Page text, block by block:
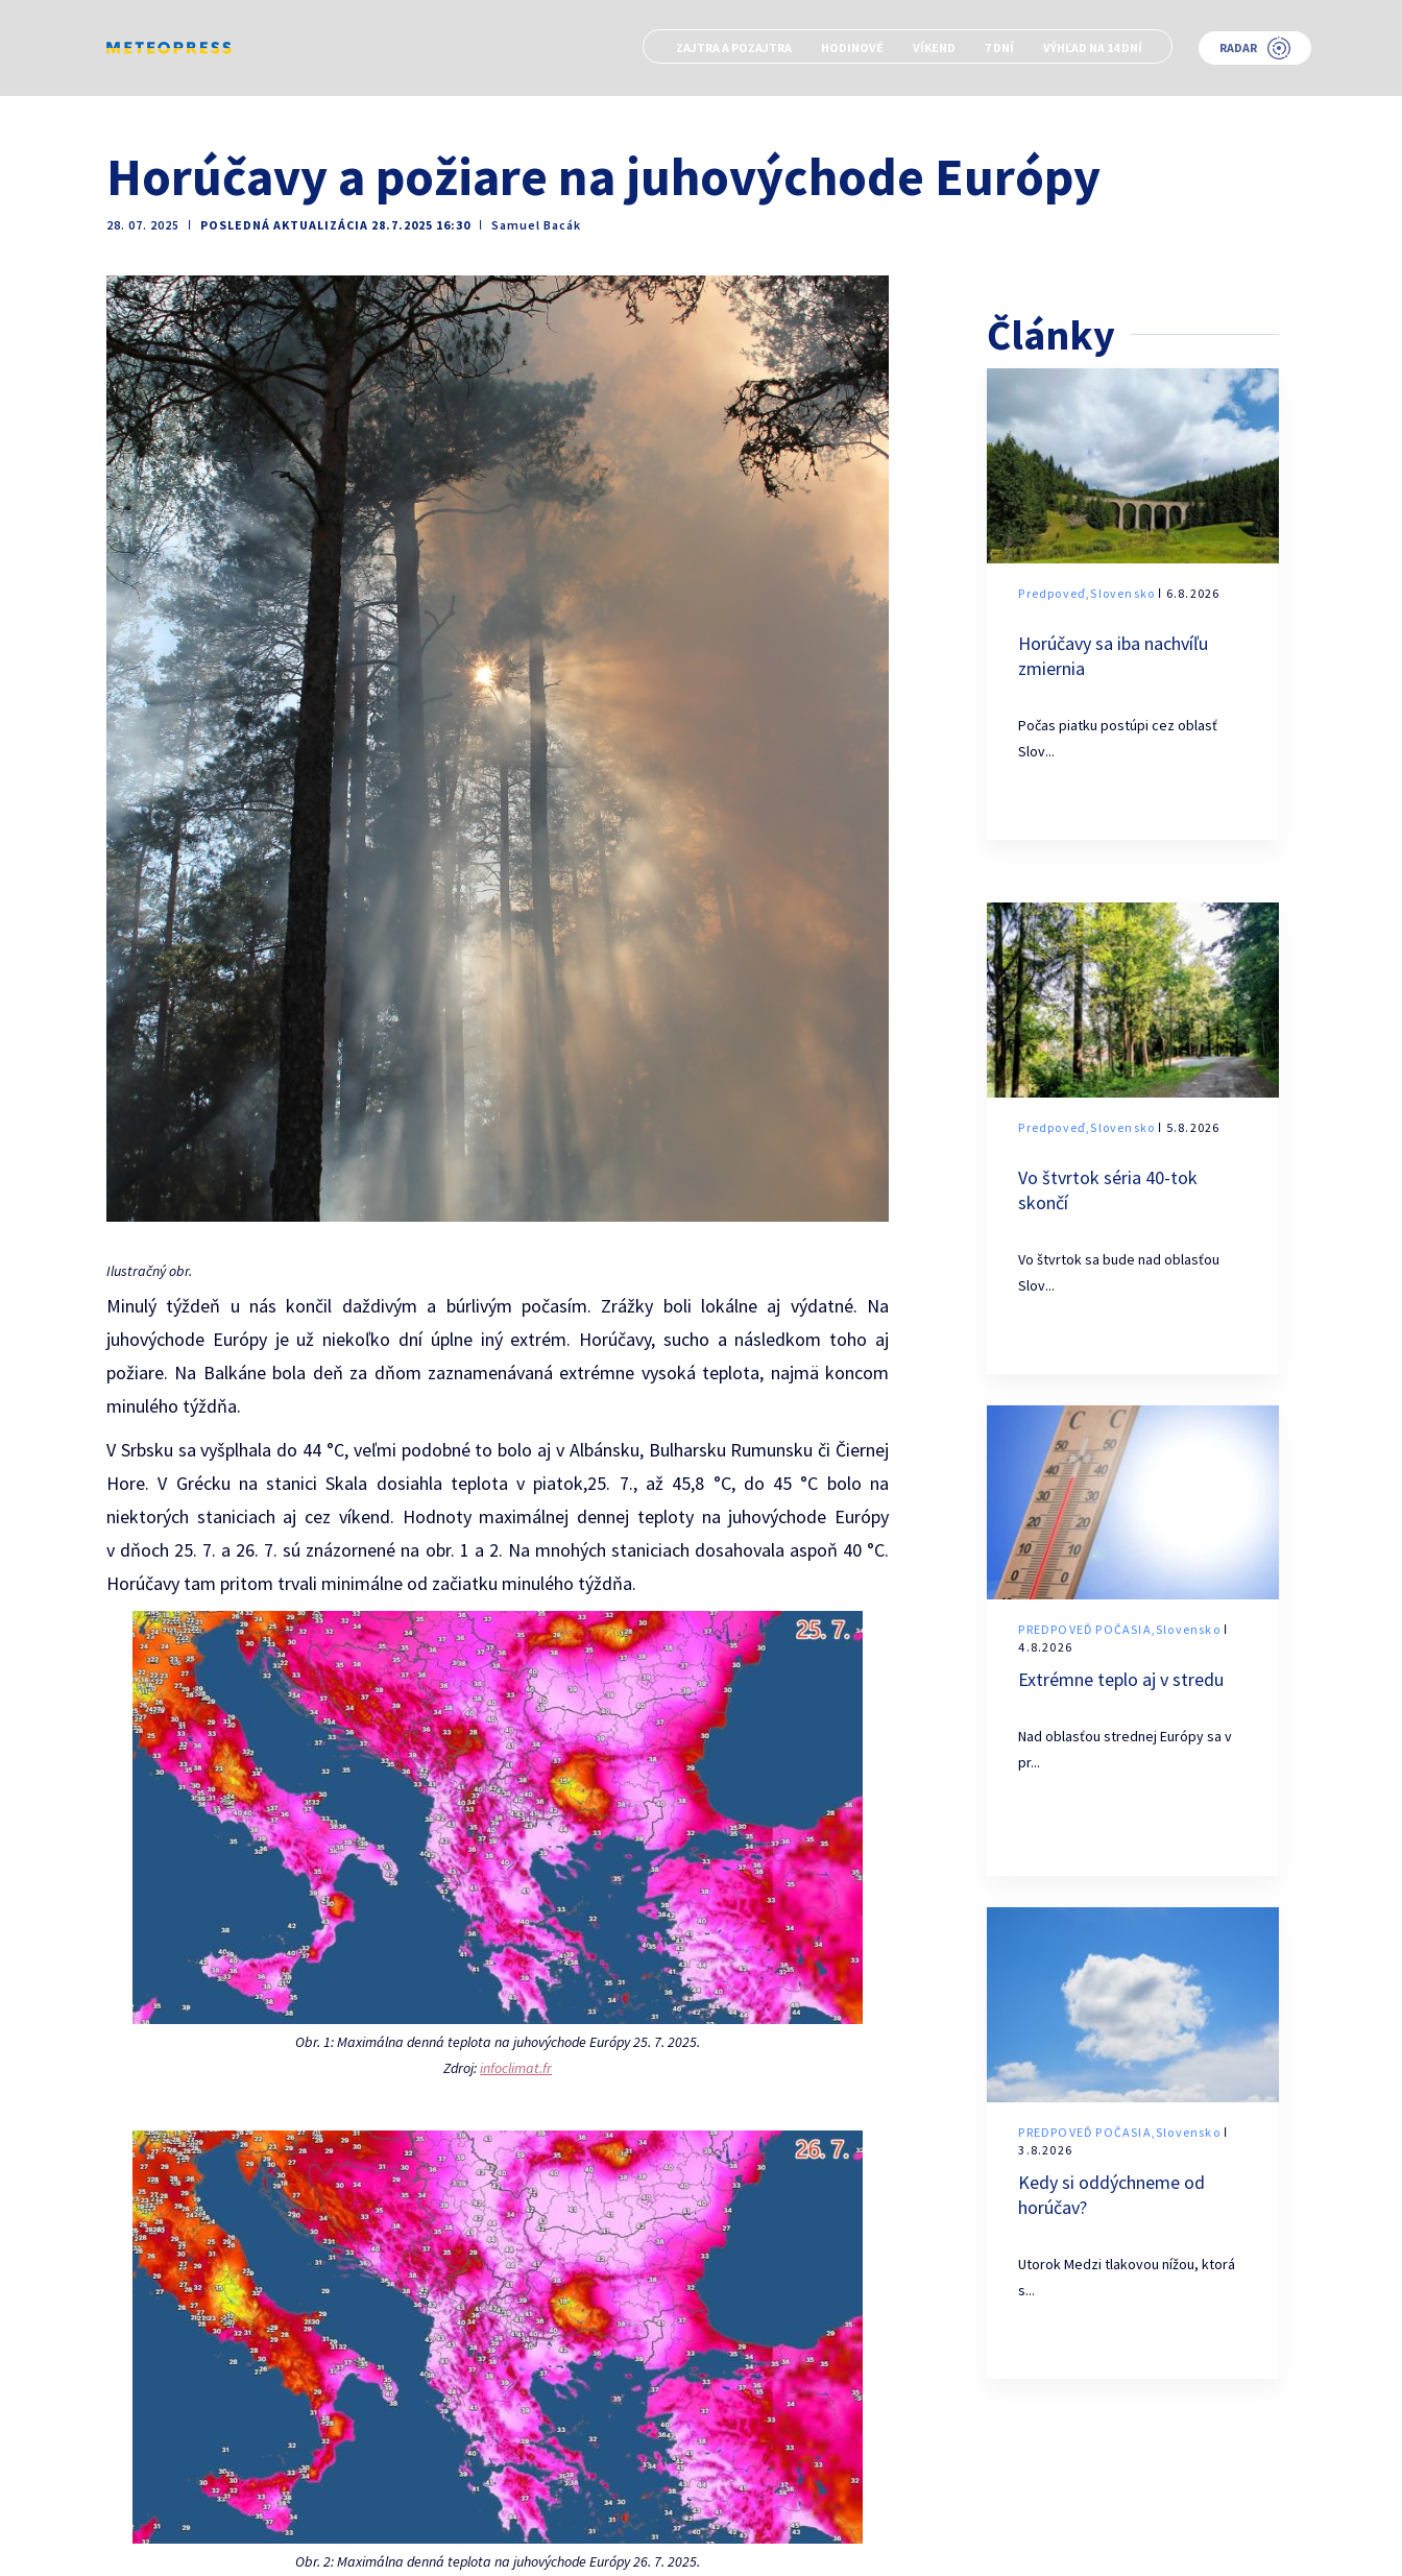
ZAJTRA A POZAJTRA HODINOVÉ VÍKEND 7 DNÍ VÝHĽAD NA 14 DNÍ RADAR
Horúčavy a požiare na juhovýchode Európy
28. 07. 2025 ǀ POSLEDNÁ AKTUALIZÁCIA 28.7.2025 16:30 ǀ Samuel Bacák
Ilustračný obr.
Minulý týždeň u nás končil daždivým a búrlivým počasím. Zrážky boli lokálne aj výdatné. Na
juhovýchode Európy je už niekoľko dní úplne iný extrém. Horúčavy, sucho a následkom toho aj
požiare. Na Balkáne bola deň za dňom zaznamenávaná extrémne vysoká teplota, najmä koncom
minulého týždňa.
V Srbsku sa vyšplhala do 44 °C, veľmi podobné to bolo aj v Albánsku, Bulharsku Rumunsku či Čiernej
Hore. V Grécku na stanici Skala dosiahla teplota v piatok,25. 7., až 45,8 °C, do 45 °C bolo na
niektorých staniciach aj cez víkend. Hodnoty maximálnej dennej teploty na juhovýchode Európy
v dňoch 25. 7. a 26. 7. sú znázornené na obr. 1 a 2. Na mnohých staniciach dosahovala aspoň 40 °C.
Horúčavy tam pritom trvali minimálne od začiatku minulého týždňa.
Obr. 1: Maximálna denná teplota na juhovýchode Európy 25. 7. 2025.
Zdroj:infoclimat.fr
Obr. 2: Maximálna denná teplota na juhovýchode Európy 26. 7. 2025.
Články
Predpoveď,Slovensko ǀ 6.8.2026
Horúčavy sa iba nachvíľu
zmiernia
Počas piatku postúpi cez oblasť
Slov...
Predpoveď,Slovensko ǀ 5.8.2026
Vo štvrtok séria 40-tok
skončí
Vo štvrtok sa bude nad oblasťou
Slov...
PREDPOVEĎ POČASIA,Slovensko ǀ
4.8.2026
Extrémne teplo aj v stredu
Nad oblasťou strednej Európy sa v
pr...
PREDPOVEĎ POČASIA,Slovensko ǀ
3.8.2026
Kedy si oddýchneme od
horúčav?
Utorok Medzi tlakovou nížou, ktorá
s...